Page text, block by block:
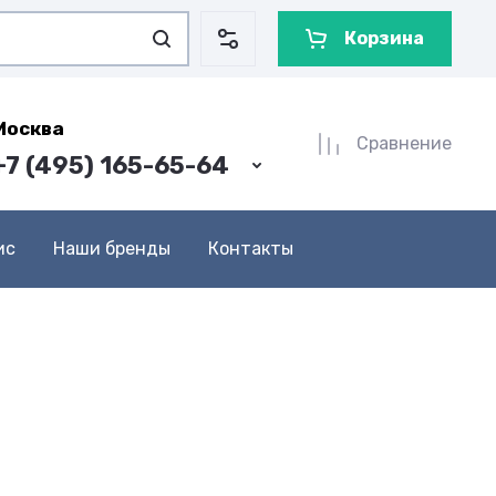
Корзина
Сравнение
(495) 165-65-64
Наши бренды Контакты